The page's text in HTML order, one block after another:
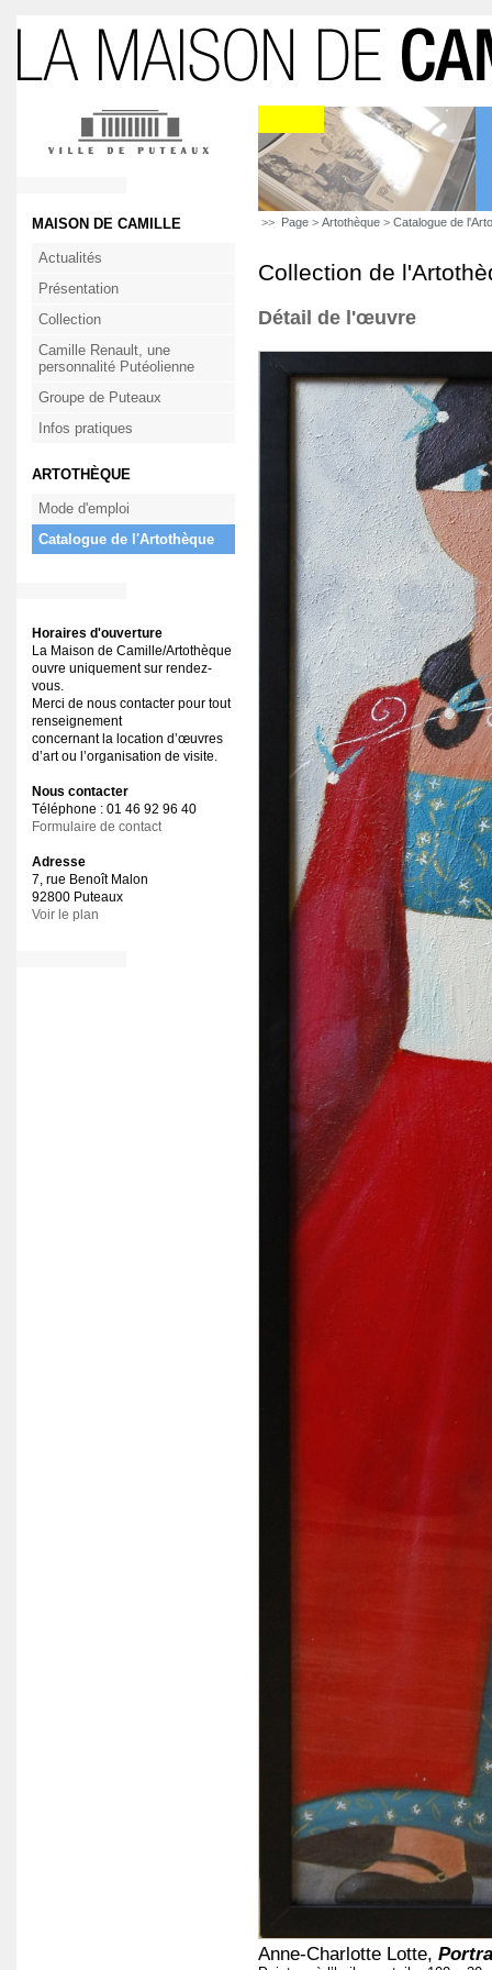
MAISON DE CAMILLE
Actualités
Présentation
Collection
Camille Renault, une
personnalité Putéolienne
Groupe de Puteaux
Infos pratiques
ARTOTHÈQUE
Mode d'emploi
Catalogue de l'Artothèque
Horaires d'ouverture
La Maison de Camille/Artothèque
ouvre uniquement sur rendez-
vous.
Merci de nous contacter pour tout
renseignement
concernant la location d’œuvres
d’art ou l’organisation de visite.
Nous contacter
Téléphone : 01 46 92 96 40
Formulaire de contact
Adresse
7, rue Benoît Malon
92800 Puteaux
Voir le plan
>> Page > Artothèque > Catalogue de
Collection de
Détail de l'œuvre
Anne-Charlotte Lotte,